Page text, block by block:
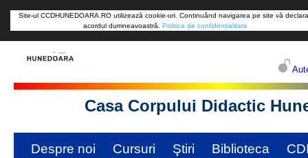
Site-ul CCDHUNEDOARA.RO utilizează cookie-uri. Continuând navigarea pe site vă
acordul dumneavoastră. Politica de confidențialitate
Casa Corpului Didactic
Despre noi Cursuri Ştiri Biblioteca